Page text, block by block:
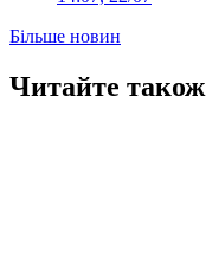
Більше новин
Читайте також